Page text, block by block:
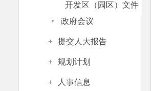
开发区（园区）文件
· 政府会议
+ 提交人大报告
+ 规划计划
+ 人事信息